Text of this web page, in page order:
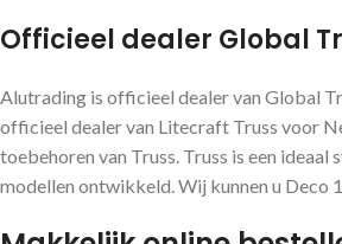
Officieel dealer Global
Alutrading is officieel dealer van Global
officieel dealer van Litecraft Truss voor
toebehoren van Truss. Truss is een
modellen ontwikkeld. Wij kunnen u Deco